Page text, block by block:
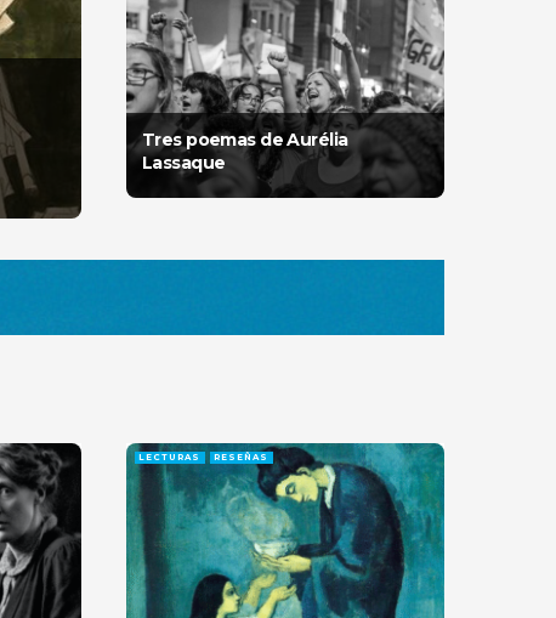
Tres poemas de Aurélia
Lassaque
LECTURAS RESEÑAS